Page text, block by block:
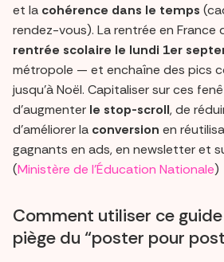
et la cohérence dans le temps
rendez-vous). La rentrée en
rentrée scolaire le lundi 1er
métropole — et enchaîne des pics
jusqu’à Noël. Capitaliser sur ces
d’augmenter le stop-scroll, de
d’améliorer la conversion en
gagnants en ads, en newsletter et
(Ministère de l'Éducation Nationale)
Comment utiliser ce
piège du “poster pour